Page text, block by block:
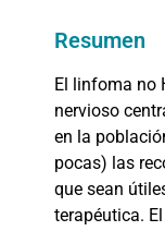
Resumen
El linfoma no
nervioso
en la
pocas) las
que sean
terapéutica.